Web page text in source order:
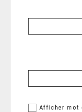
Afficher mot